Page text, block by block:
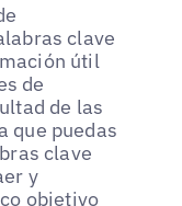
clave
útil
de
de las
que puedas
clave
y
objetivo